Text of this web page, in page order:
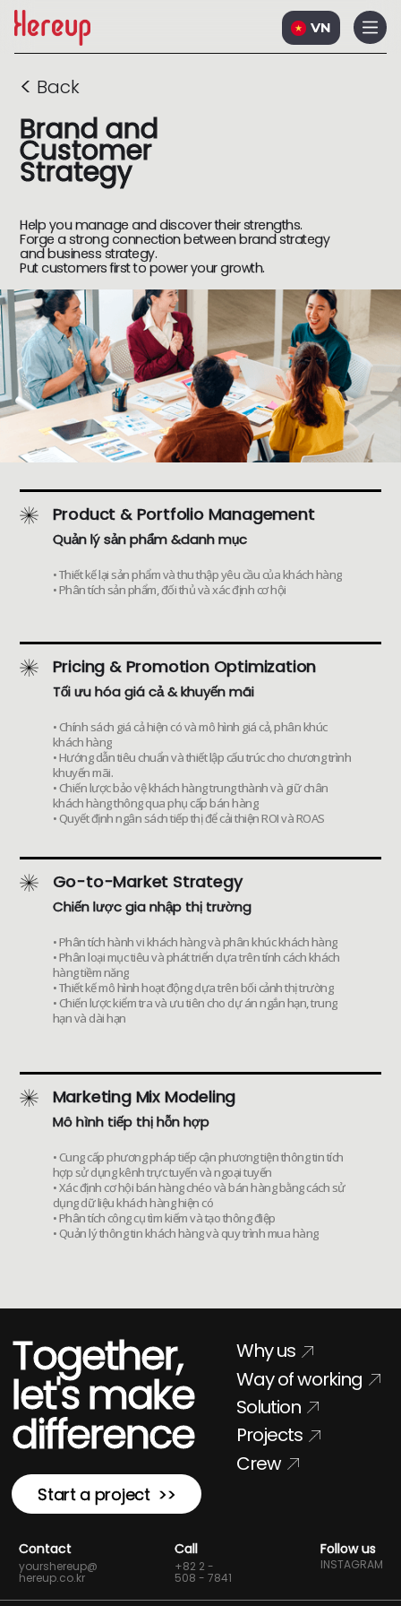
VN
< Back
Brand and
Customer
Strategy
Help you manage and discover their strengths.
Forge a strong connection between brand strategy
and business strategy.
Put customers first to power your growth.
Product & Portfolio Management
Quản lý sản phẩm &danh mục
• Thiết kế lại sản phẩm và thu thập yêu cầu của khách hàng
• Phân tích sản phẩm, đối thủ và xác định cơ hội
Pricing & Promotion Optimization
Tối ưu hóa giá cả & khuyến mãi
• Chính sách giá cả hiện có và mô hình giá cả, phân khúc
khách hàng
• Hướng dẫn tiêu chuẩn và thiết lập cấu trúc cho chương trình
khuyến mãi.
• Chiến lược bảo vệ khách hàng trung thành và giữ chân
khách hàng thông qua phụ cấp bán hàng
• Quyết định ngân sách tiếp thị để cải thiện ROI và ROAS
Go-to-Market Strategy
Chiến lược gia nhập thị trường
• Phân tích hành vi khách hàng và phân khúc khách hàng
• Phân loại mục tiêu và phát triển dựa trên tính cách khách
hàng tiềm năng
• Thiết kế mô hình hoạt động dựa trên bối cảnh thị trường
• Chiến lược kiểm tra và ưu tiên cho dự án ngắn hạn, trung
hạn và dài hạn
Marketing Mix Modeling
Mô hình tiếp thị hỗn hợp
• Cung cấp phương pháp tiếp cận phương tiện thông tin tích
hợp sử dụng kênh trực tuyến và ngoại tuyến
• Xác định cơ hội bán hàng chéo và bán hàng bằng cách sử
dụng dữ liệu khách hàng hiện có
• Phân tích công cụ tìm kiếm và tạo thông điệp
• Quản lý thông tin khách hàng và quy trình mua hàng
Together,
let's make
difference
Start a project >>
Why us
Way of working
Solution
Projects
Crew
Contact
yourshereup@
hereup.co.kr
Call
+82 2 -
508 - 7841
Follow us
INSTAGRAM